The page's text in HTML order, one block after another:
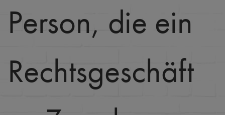
Person, die ein
Rechtsgeschäft